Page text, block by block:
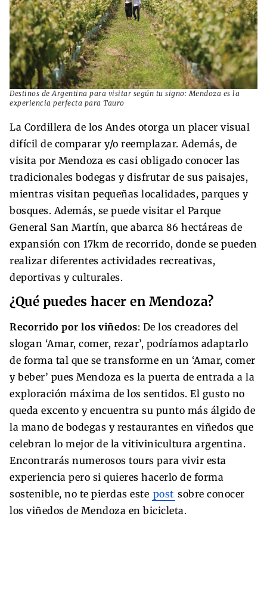
Destinos de Argentina para visitar según tu signo: Mendoza es la
experiencia perfecta para Tauro
La Cordillera de los Andes otorga un placer visual
difícil de comparar y/o reemplazar. Además, de
visita por Mendoza es casi obligado conocer las
tradicionales bodegas y disfrutar de sus paisajes,
mientras visitan pequeñas localidades, parques y
bosques. Además, se puede visitar el Parque
General San Martín, que abarca 86 hectáreas de
expansión con 17km de recorrido, donde se pueden
realizar diferentes actividades recreativas,
deportivas y culturales.
¿Qué puedes hacer en Mendoza?
Recorrido por los viñedos: De los creadores del
slogan ‘Amar, comer, rezar’, podríamos adaptarlo
de forma tal que se transforme en un ‘Amar, comer
y beber’ pues Mendoza es la puerta de entrada a la
exploración máxima de los sentidos. El gusto no
queda excento y encuentra su punto más álgido de
la mano de bodegas y restaurantes en viñedos que
celebran lo mejor de la vitivinicultura argentina.
Encontrarás numerosos tours para vivir esta
experiencia pero si quieres hacerlo de forma
sostenible, no te pierdas este post sobre conocer
los viñedos de Mendoza en bicicleta.